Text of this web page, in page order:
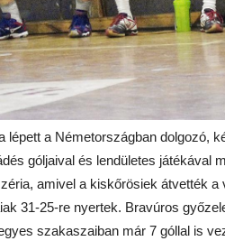
lépett a Németországban dolgozó,
góljaival és lendületes játékával
amivel a kiskőrösiek átvették a
31-25-re nyertek. Bravúros
szakaszaiban már 7 góllal is